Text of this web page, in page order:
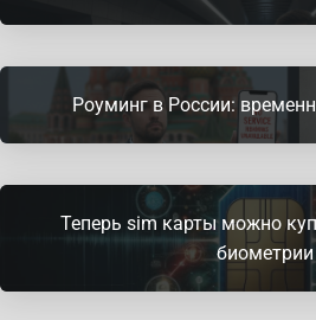
Роуминг в России:
Теперь sim карты можно
биометрии